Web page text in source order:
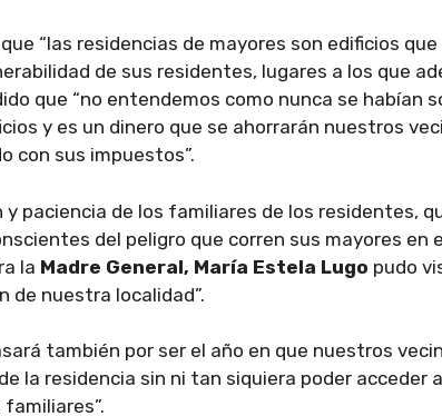
“las residencias de mayores son edificios
de sus residentes, lugares a los que
que “no entendemos como nunca se habían
y es un dinero que se ahorrarán nuestros
con sus impuestos”.
y paciencia de los familiares de los residentes,
del peligro que corren sus mayores en
la Madre General, María Estela Lugo pudo
de nuestra localidad”.
también por ser el año en que nuestros
la residencia sin ni tan siquiera poder acceder